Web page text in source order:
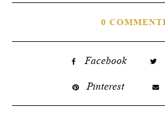
0
Facebook
Pinterest